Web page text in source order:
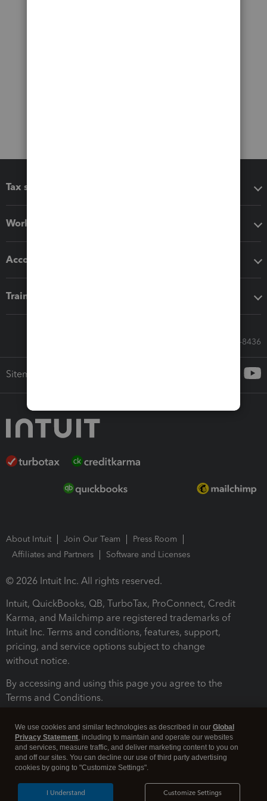
Tax software
Workflow add-ons
Accounting solutions
Training & support
Call Sales: 833-564-8436
Sitemap
About Intuit Join Our Team
Press Room
Affiliates and Partners
Software and Licenses
© 2026 Intuit Inc. All rights reserved.
Intuit, QuickBooks, QB, TurboTax, ProConnect, Credit
Karma, and Mailchimp are registered trademarks of
Intuit Inc. Terms and conditions, features, support,
pricing, and service options subject to change
without notice.
By accessing and using this page you agree to the
Terms and Conditions.
We use cookies and similar technologies as described in our Global
Privacy Statement, including to maintain and operate our websites
and services, measure traffic, and deliver marketing content to you on
and off our sites. You can decline our use of third party advertising
cookies by going to "Customize Settings".
Customize Settings
I Understand